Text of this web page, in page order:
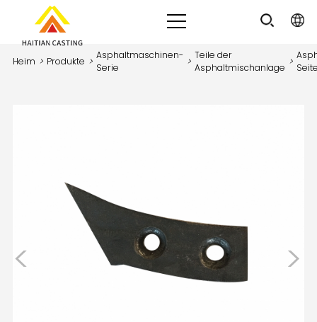
Heim > Produkte >
Asphaltmaschinen-
Serie
>
Teile der
Asphaltmischanlage
>
>
<